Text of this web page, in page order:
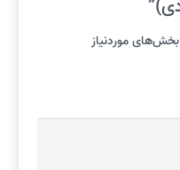
بخش‌های موردنیاز